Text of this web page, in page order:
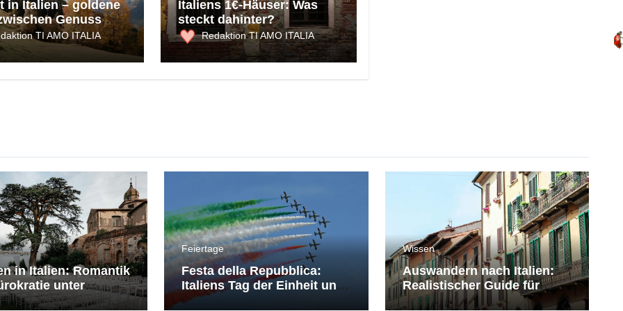
in Italien – goldene
Genuss
TI AMO ITALIA
Italiens 1€-Häuser: Was
steckt dahinter?
Redaktion TI AMO ITALIA
in Italien: Romantik
unter
Himmel
Feiertage
Festa della Repubblica:
Italiens Tag der Einheit und
Freiheit
Wissen
Auswandern nach Italien:
Realistischer Guide für
Deutsche